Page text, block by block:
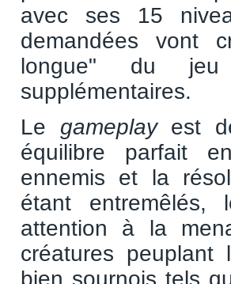
avec ses 15
demandées vont
longue" du jeu
supplémentaires.
Le gameplayest
équilibre parfait
ennemis et la
étant entremêlés,
attention à la
créatures
bien sournois tels